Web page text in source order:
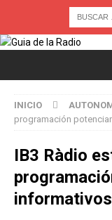
INICIO
programación
IB3 Ràdio